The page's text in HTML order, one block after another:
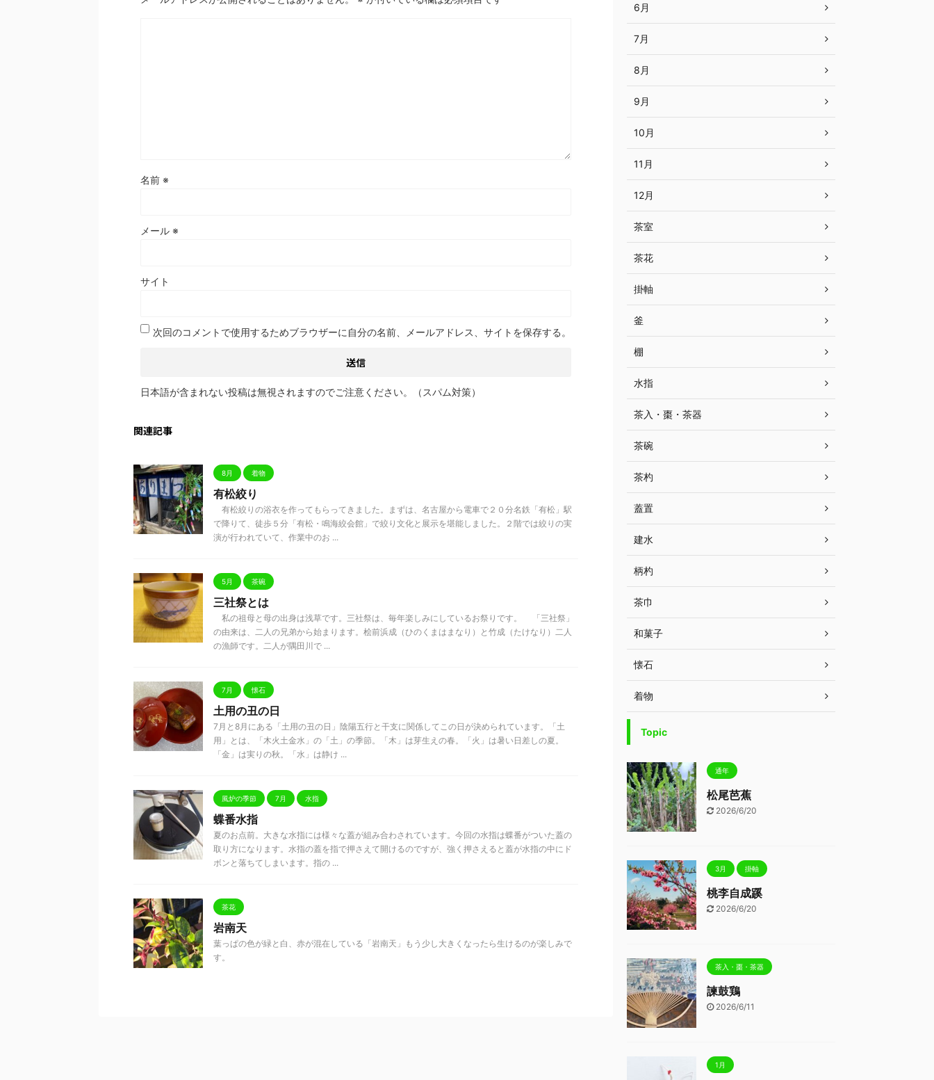
名前 ※
メール ※
サイト
次回のコメントで使用するためブラウザーに自分の名前、メールアドレス、サイトを保存する。
日本語が含まれない投稿は無視されますのでご注意ください。（スパム対策）
関連記事
8月 着物
有松絞り
有松絞りの浴衣を作ってもらってきました。まずは、名古屋から電車で２０分名鉄「有松」駅
で降りて、徒歩５分「有松・鳴海絞会館」で絞り文化と展示を堪能しました。２階では絞りの実
演が行われていて、作業中のお ...
5月 茶碗
三社祭とは
私の祖母と母の出身は浅草です。三社祭は、毎年楽しみにしているお祭りです。 「三社祭」
の由来は、二人の兄弟から始まります。桧前浜成（ひのくまはまなり）と竹成（たけなり）二人
の漁師です。二人が隅田川で ...
7月 懐石
土用の丑の日
7月と8月にある「土用の丑の日」陰陽五行と干支に関係してこの日が決められています。「土
用」とは、「木火土金水」の「土」の季節。「木」は芽生えの春。「火」は暑い日差しの夏。
「金」は実りの秋。「水」は静け ...
風炉の季節 7月 水指
蝶番水指
夏のお点前。大きな水指には様々な蓋が組み合わされています。今回の水指は蝶番がついた蓋の
取り方になります。水指の蓋を指で押さえて開けるのですが、強く押さえると蓋が水指の中にド
ボンと落ちてしまいます。指の ...
茶花
岩南天
葉っぱの色が緑と白、赤が混在している「岩南天」もう少し大きくなったら生けるのが楽しみで
す。
6月
7月
8月
9月
10月
11月
12月
茶室
茶花
掛軸
釜
棚
水指
茶入・棗・茶器
茶碗
茶杓
蓋置
建水
柄杓
茶巾
和菓子
懐石
着物
Topic
通年
松尾芭蕉
2026/6/20
3月 掛軸
桃李自成蹊
2026/6/20
茶入・棗・茶器
諫鼓鶏
2026/6/11
1月